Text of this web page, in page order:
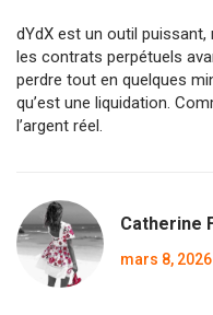
dYdX est un outil
les contrats perpétuels
perdre tout en quelques
qu’est une liquidation.
l’argent réel.
Catherine
mars 8,